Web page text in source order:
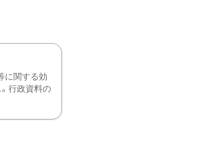
に関する効
行政資料の